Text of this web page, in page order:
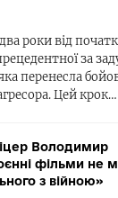
роки від
за
перенесла
Цей крок…
Володимир
фільми не
з війною»